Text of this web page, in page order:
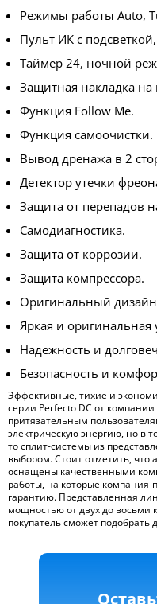
Режимы работы Auto,
Пульт ИК с
Таймер 24, ночной
Защитная накладка на
Функция Follow Me.
Функция самоочистки.
Вывод дренажа в 2
Детектор утечки
Защита от перепадов
Самодиагностика.
Защита от коррозии.
Защита компрессора.
Оригинальный
Яркая и оригинальная
Надежность и
Безопасность и
Эффективные, тихие и
серии Perfecto DC от
притязательным
электрическую энергию, но в
то сплит-системы из
выбором. Стоит отметить, что
оснащены качественными
работы, на которые
гарантию. Представленная
мощностью от двух до восьми
покупатель сможет